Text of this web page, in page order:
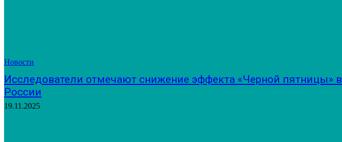
Новости
Исследователи отмечают снижение эффекта «Черной пятницы» в
России
19.11.2025